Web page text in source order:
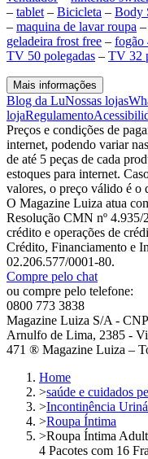
– tablet – Bicicleta – Body
– maquina de lavar roupa –
geladeira frost free – fogão
TV 50 polegadas – TV 32
Mais informações
Blog da LuNossas lojas
lojaRegulamento
Preços e condições de
internet, podendo variar
de até 5 peças de cada
estoques para internet.
valores, o preço válido é o
O Magazine Luiza atua
Resolução CMN nº 4.935/
crédito e operações de
Crédito, Financiamento e
02.206.577/0001-80.
Compre pelo chat
ou compre pelo telefone:
0800 773 3838
Magazine Luiza S/A -
Arnulfo de Lima, 2385 -
471 ® Magazine Luiza –
Home
>saúde e cuidados
>Incontinência
>Roupa Íntima
>Roupa Íntima
4 Pacotes com 16